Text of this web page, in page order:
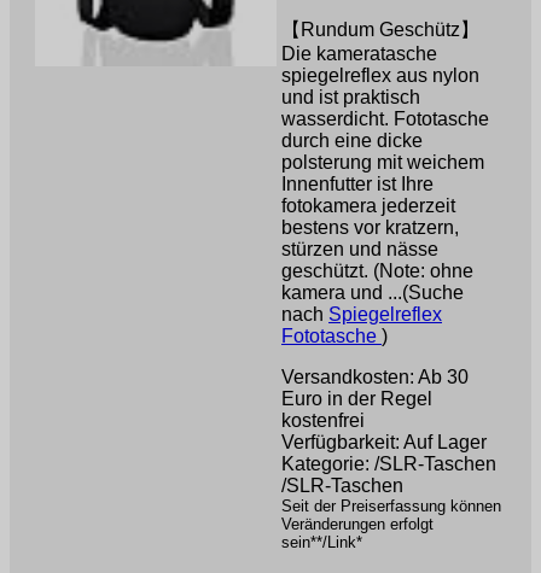
【Rundum Geschütz】
Die kameratasche
spiegelreflex aus nylon
und ist praktisch
wasserdicht. Fototasche
durch eine dicke
polsterung mit weichem
Innenfutter ist Ihre
fotokamera jederzeit
bestens vor kratzern,
stürzen und nässe
geschützt. (Note: ohne
kamera und ...(Suche
nach Spiegelreflex
Fototasche )
Versandkosten: Ab 30
Euro in der Regel
kostenfrei
Verfügbarkeit: Auf Lager
Kategorie: /SLR-Taschen
/SLR-Taschen
Seit der Preiserfassung können
Veränderungen erfolgt
sein**/Link*